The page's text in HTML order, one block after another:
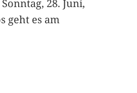
28. Juni,
geht es am